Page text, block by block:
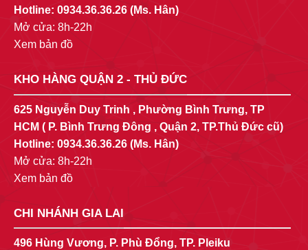
Hotline: 0934.36.36.26 (Ms. Hân)
Mở cửa: 8h-22h
Xem bản đồ
KHO HÀNG QUẬN 2 - THỦ ĐỨC
625 Nguyễn Duy Trinh , Phường Bình Trưng, TP
HCM ( P. Bình Trưng Đông , Quận 2, TP.Thủ Đức cũ)
Hotline: 0934.36.36.26 (Ms. Hân)
Mở cửa: 8h-22h
Xem bản đồ
CHI NHÁNH GIA LAI
496 Hùng Vương, P. Phù Đổng, TP. Pleiku